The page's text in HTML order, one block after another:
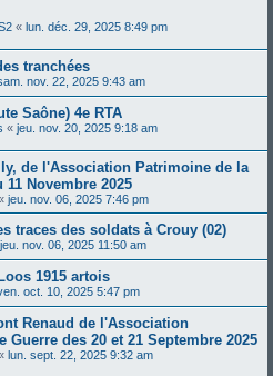
« lun. déc. 29, 2025 8:49 pm
tranchées
nov. 22, 2025 9:43 am
Saône) 4e RTA
« jeu. nov. 20, 2025 9:18 am
de l'Association Patrimoine de la
11 Novembre 2025
jeu. nov. 06, 2025 7:46 pm
traces des soldats à Crouy (02)
jeu. nov. 06, 2025 11:50 am
1915 artois
oct. 10, 2025 5:47 pm
Renaud de l'Association
Guerre des 20 et 21 Septembre 2025
lun. sept. 22, 2025 9:32 am